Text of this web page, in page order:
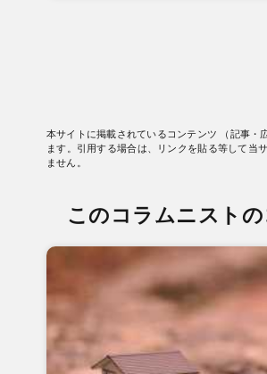
本サイトに掲載されているコンテンツ （記事・
ます。引用する場合は、リンクを貼る等して当
ません。
このコラムニスト